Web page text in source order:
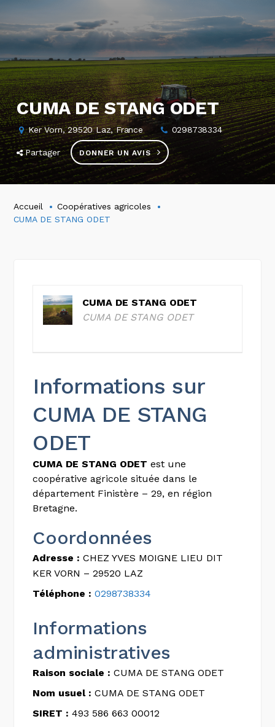
CUMA DE STANG ODET
Ker Vorn, 29520 Laz, France 0298738334
Partager DONNER UN AVIS
Accueil
Coopératives agricoles
CUMA DE STANG ODET
CUMA DE STANG ODET
CUMA DE STANG ODET
Informations sur
CUMA DE STANG
ODET
CUMA DE STANG ODET est une
coopérative agricole située dans le
département Finistère – 29, en région
Bretagne.
Coordonnées
Adresse : CHEZ YVES MOIGNE LIEU DIT
KER VORN – 29520 LAZ
Téléphone : 0298738334
Informations
administratives
Raison sociale : CUMA DE STANG ODET
Nom usuel : CUMA DE STANG ODET
SIRET : 493 586 663 00012